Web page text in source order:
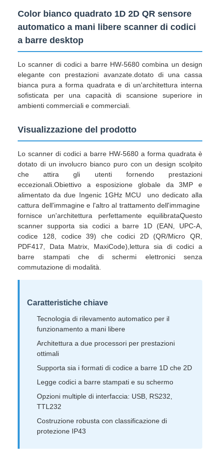
Color bianco quadrato 1D 2D QR sensore
automatico a mani libere scanner di codici
a barre desktop
Lo scanner di codici a barre HW-5680 combina un design
elegante con prestazioni avanzate.dotato di una cassa
bianca pura a forma quadrata e di un'architettura interna
sofisticata per una capacità di scansione superiore in
ambienti commerciali e commerciali.
Visualizzazione del prodotto
Lo scanner di codici a barre HW-5680 a forma quadrata è
dotato di un involucro bianco puro con un design scolpito
che attira gli utenti fornendo prestazioni
eccezionali.Obiettivo a esposizione globale da 3MP e
alimentato da due Ingenic 1GHz MCU  uno dedicato alla
cattura dell'immagine e l'altro al trattamento dell'immagine 
fornisce un'architettura perfettamente equilibrataQuesto
scanner supporta sia codici a barre 1D (EAN, UPC-A,
codice 128, codice 39) che codici 2D (QR/Micro QR,
PDF417, Data Matrix, MaxiCode),lettura sia di codici a
barre stampati che di schermi elettronici senza
commutazione di modalità.
Caratteristiche chiave
Tecnologia di rilevamento automatico per il
funzionamento a mani libere
Architettura a due processori per prestazioni
ottimali
Supporta sia i formati di codice a barre 1D che 2D
Legge codici a barre stampati e su schermo
Opzioni multiple di interfaccia: USB, RS232,
TTL232
Costruzione robusta con classificazione di
protezione IP43